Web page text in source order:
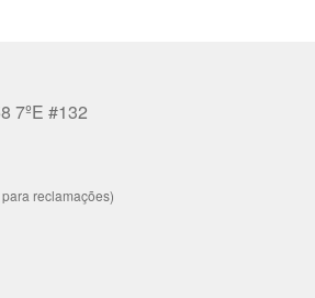
7ºE #132
reclamações)